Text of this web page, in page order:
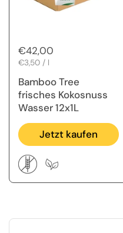
Regulärer Preis
€42,00
Stückpreis
€3,50 / l
Bamboo Tree
frisches Kokosnuss
Wasser 12x1L
Jetzt kaufen